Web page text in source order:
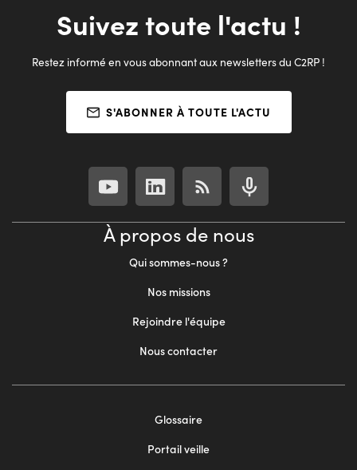
Suivez toute l'actu !
Restez informé en vous abonnant aux newsletters du C2RP !
S'ABONNER À TOUTE L'ACTU
À propos de nous
Qui sommes-nous ?
Nos missions
Rejoindre l'équipe
Nous contacter
Glossaire
Portail veille